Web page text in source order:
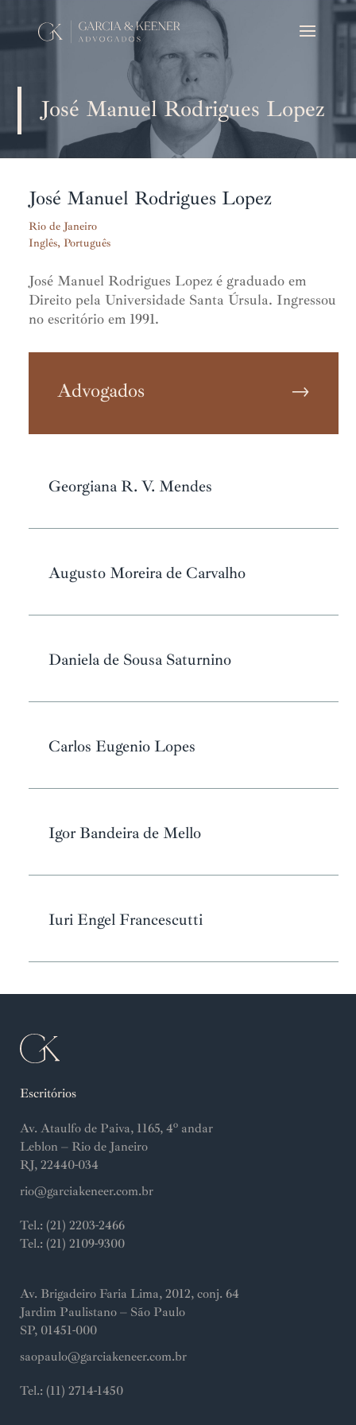
José Manuel Rodrigues Lopez
José Manuel Rodrigues Lopez
Rio de Janeiro
Inglês, Português
José Manuel Rodrigues Lopez é graduado em
Direito pela Universidade Santa Úrsula. Ingressou
no escritório em 1991.
Advogados →
Georgiana R. V. Mendes
Augusto Moreira de Carvalho
Daniela de Sousa Saturnino
Carlos Eugenio Lopes
Igor Bandeira de Mello
Iuri Engel Francescutti
Escritórios
Av. Ataulfo de Paiva, 1165, 4º andar
Leblon – Rio de Janeiro
RJ, 22440-034
rio@garciakeneer.com.br
Tel.: (21) 2203-2466
Tel.: (21) 2109-9300
Av. Brigadeiro Faria Lima, 2012, conj. 64
Jardim Paulistano – São Paulo
SP, 01451-000
saopaulo@garciakeneer.com.br
Tel.: (11) 2714-1450